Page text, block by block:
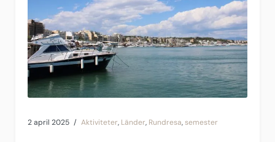
2 april 2025 Aktiviteter, Länder, Rundresa,semester